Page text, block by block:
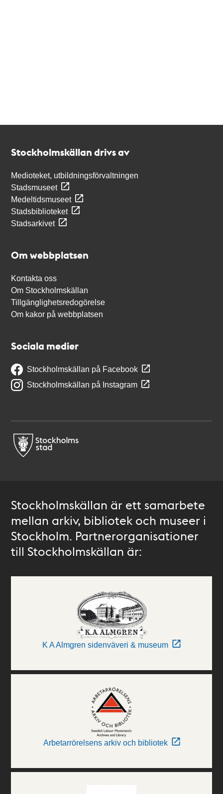
Stockholmskällan drivs av
Medioteket, utbildningsförvaltningen
Stadsmuseet
Medeltidsmuseet
Stadsbiblioteket
Stadsarkivet
Om webbplatsen
Kontakta oss
Om Stockholmskällan
Tillgänglighetsredogörelse
Om kakor på webbplatsen
Sociala medier
Stockholmskällan på Facebook
Stockholmskällan på Instagram
Stockholmskällan är ett samarbete
mellan arkiv, bibliotek och museer i
Stockholm. Partnerorganisationer
till Stockholmskällan är:
K A Almgren sidenväveri & museum
Arbetarrörelsens arkiv och bibliotek